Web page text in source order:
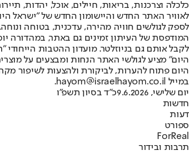
לאוויר האתר החדש והיישומון החדש של "ישראל
לספק לגולשים חוויה מהירה, עדכנית, בטוחה
המודפסת של העיתון זמינים גם באתר, במהדורה
לקבל אותם גם בניוזלטר. מועדון ההטבות הייחודי
היום" מציע לגולשי האתר הנחות ומבצעים על
היום פתוח להערות, לביקורת ולהצעות לשיפור
במייל hayom@israelhayom.co.il.
יום שלישי, 9.6.2026
כ"ד בסיון תשפ"ו
חדשות
דעות
ספורט
ForReal
תרבות ובידור